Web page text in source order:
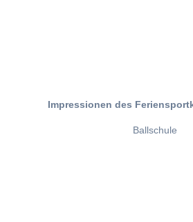
Impressionen des
Ballschule